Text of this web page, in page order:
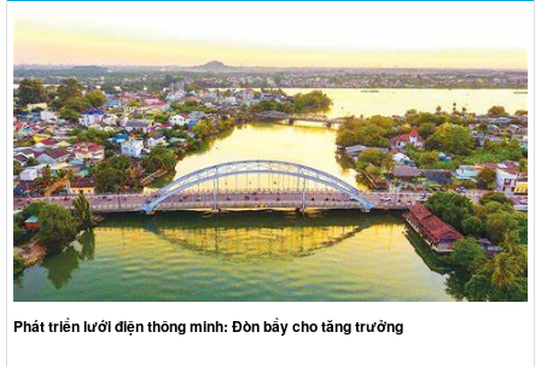
Phát triển lưới điện thông minh: Đòn bẩy cho tăng trưởng